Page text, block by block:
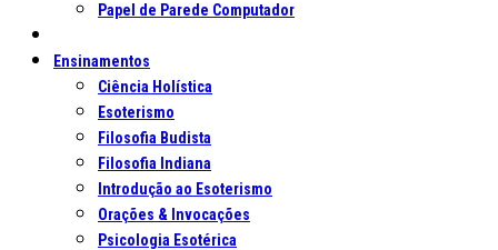
Papel de Parede Computador
Ensinamentos
Ciência Holística
Esoterismo
Filosofia Budista
Filosofia Indiana
Introdução ao Esoterismo
Orações & Invocações
Psicologia Esotérica